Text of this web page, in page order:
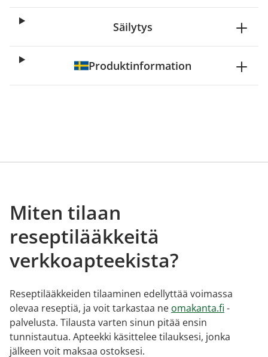
Säilytys
Produktinformation
Miten tilaan
reseptilääkkeitä
verkkoapteekista?
Reseptilääkkeiden tilaaminen edellyttää voimassa
olevaa reseptiä, ja voit tarkastaa ne omakanta.fi -
palvelusta. Tilausta varten sinun pitää ensin
tunnistautua. Apteekki käsittelee tilauksesi, jonka
jälkeen voit maksaa ostoksesi.